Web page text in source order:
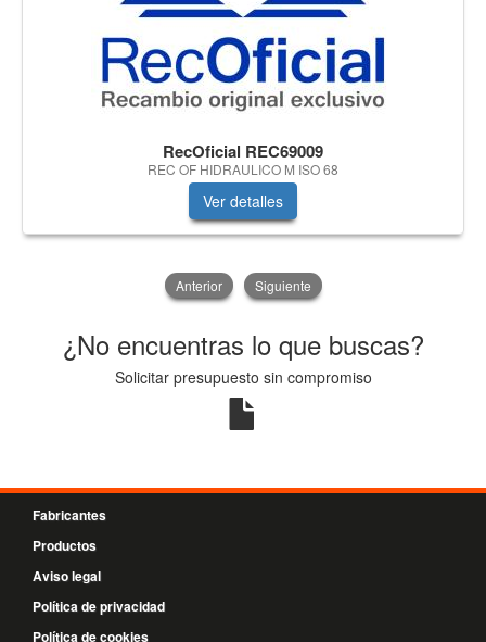
RecOficial REC69009
REC OF HIDRAULICO M ISO 68
Ver detalles
Anterior Siguiente
¿No encuentras lo que buscas?
Solicitar presupuesto sin compromiso
Fabricantes
Productos
Aviso legal
Política de privacidad
Política de cookies